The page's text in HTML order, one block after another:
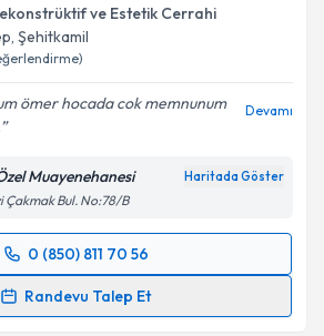
ve Estetik Cerrahi
, Şehitkamil
ömer hocada cok memnunum
Devamı
Muayenehanesi Haritada Göster
Çakmak Bul. No:78/B
0 (850) 811 70 56
Randevu Talep Et
Talebi